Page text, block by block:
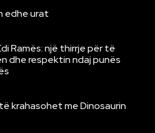
edhe urat
Ramës: një thirrje për të
dhe respektin ndaj punës
krahasohet me Dinosaurin